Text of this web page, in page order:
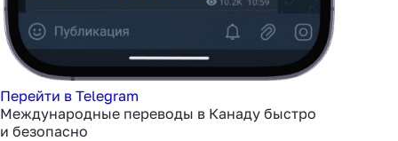
Перейти в Telegram
Международные переводы в Канаду быстро
и безопасно